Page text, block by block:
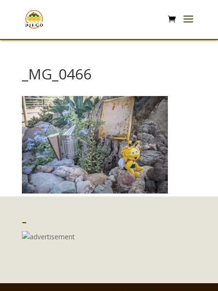
_MG_0466
–